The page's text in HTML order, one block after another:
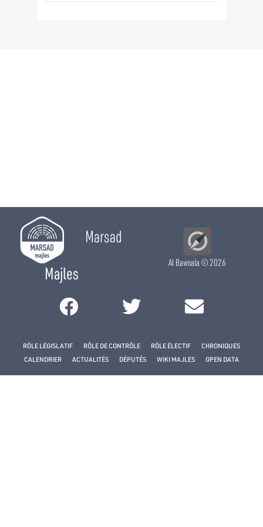
Marsad
Majles
Al Bawsala© 2026
RÔLE LÉGISLATIF RÔLE DE CONTRÔLE RÔLE ÉLECTIF
CHRONIQUES
CALENDRIER
ACTUALITÉS DÉPUTÉS WIKI MAJLES OPEN DATA